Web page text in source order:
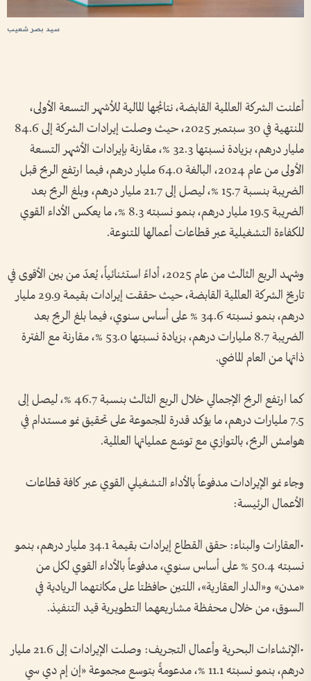
سيد بصر شعيب
أعلنت الشركة العالمية القابضة، نتائجها المالية للأشهر التسعة الأولى،
المنتهية في 30 سبتمبر 2025، حيث وصلت إيرادات الشركة إلى 84.6
مليار درهم، بزيادة نسبتها 32.3 %، مقارنة بإيرادات الأشهر التسعة
الأولى من عام 2024، البالغة 64.0 مليار درهم، فيما ارتفع الربح قبل
الضريبة بنسبة 15.7 %، ليصل إلى 21.7 مليار درهم، وبلغ الربح بعد
الضريبة 19.5 مليار درهم، بنمو نسبته 8.3 %، ما يعكس الأداء القوي
للكفاءة التشغيلية عبر قطاعات أعمالها المتنوعة.
وشهد الربع الثالث من عام 2025، أداءً استثنائياً، يُعدّ من بين الأقوى في
تاريخ الشركة العالمية القابضة، حيث حققت إيرادات بقيمة 29.9 مليار
درهم، بنمو نسبته 34.6 % على أساس سنوي، فيما بلغ الربح بعد
الضريبة 8.7 مليارات درهم، بزيادة نسبتها 53.0 %، مقارنة مع الفترة
ذاتها من العام الماضي.
كما ارتفع الربح الإجمالي خلال الربع الثالث بنسبة 46.7 %، ليصل إلى
7.5 مليارات درهم، ما يؤكد قدرة المجموعة على تحقيق نمو مستدام في
هوامش الربح، بالتوازي مع توسّع عملياتها العالمية.
وجاء نمو الإيرادات مدفوعاً بالأداء التشغيلي القوي عبر كافة قطاعات
الأعمال الرئيسة:
•العقارات والبناء: حقق القطاع إيرادات بقيمة 34.1 مليار درهم، بنمو
نسبته 50.4 % على أساس سنوي، مدفوعاً بالأداء القوي لكل من
«مدن» و«الدار العقارية»، اللتين حافظتا على مكانتهما الريادية في
السوق، من خلال محفظة مشاريعهما التطويرية قيد التنفيذ.
•الإنشاءات البحرية وأعمال التجريف: وصلت الإيرادات إلى 21.6 مليار
درهم، بنمو نسبته 11.1 %، مدعومةً بتوسع مجموعة «إن إم دي سي